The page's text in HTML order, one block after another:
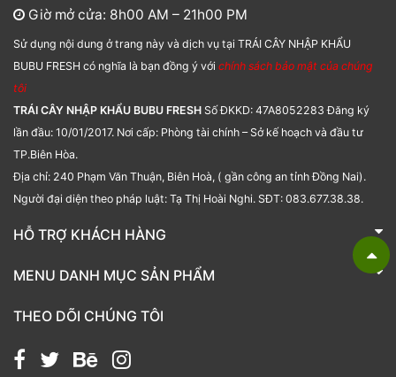
Giờ mở cửa: 8h00 AM – 21h00 PM
Sử dụng nội dung ở trang này và dịch vụ tại TRÁI CÂY NHẬP KHẨU
BUBU FRESH có nghĩa là bạn đồng ý với chính sách bảo mật của chúng
tôi
TRÁI CÂY NHẬP KHẨU BUBU FRESH Số ĐKKD: 47A8052283 Đăng ký
lần đầu: 10/01/2017. Nơi cấp: Phòng tài chính – Sở kế hoạch và đầu tư
TP.Biên Hòa.
Địa chỉ: 240 Phạm Văn Thuận, Biên Hoà, ( gần công an tỉnh Đồng Nai).
Người đại diện theo pháp luật: Tạ Thị Hoài Nghi. SĐT: 083.677.38.38.
HỖ TRỢ KHÁCH HÀNG
TRÁI CÂY NHẬP KHẨU BUBU FRESH
MENU DANH MỤC SẢN PHẨM
Bánh kẹo
Giỏ quà tặng
THEO DÕI CHÚNG TÔI